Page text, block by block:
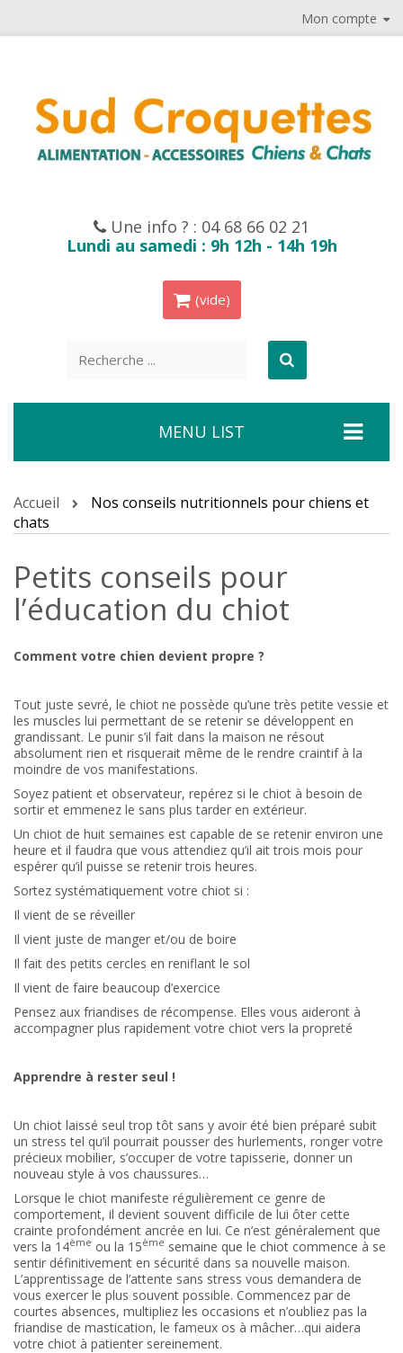
Mon compte
Une info ? : 04 68 66 02 21
Lundi au samedi : 9h 12h - 14h 19h
(vide)
MENU LIST
Accueil
Nos conseils nutritionnels pour chiens et
chats
Petits conseils pour
l’éducation du chiot
Comment votre chien devient propre ?
Tout juste sevré, le chiot ne possède qu’une très petite vessie et
les muscles lui permettant de se retenir se développent en
grandissant. Le punir s’il fait dans la maison ne résout
absolument rien et risquerait même de le rendre craintif à la
moindre de vos manifestations.
Soyez patient et observateur, repérez si le chiot à besoin de
sortir et emmenez le sans plus tarder en extérieur.
Un chiot de huit semaines est capable de se retenir environ une
heure et il faudra que vous attendiez qu’il ait trois mois pour
espérer qu’il puisse se retenir trois heures.
Sortez systématiquement votre chiot si :
Il vient de se réveiller
Il vient juste de manger et/ou de boire
Il fait des petits cercles en reniflant le sol
Il vient de faire beaucoup d’exercice
Pensez aux friandises de récompense. Elles vous aideront à
accompagner plus rapidement votre chiot vers la propreté
Apprendre à rester seul !
Un chiot laissé seul trop tôt sans y avoir été bien préparé subit
un stress tel qu’il pourrait pousser des hurlements, ronger votre
précieux mobilier, s’occuper de votre tapisserie, donner un
nouveau style à vos chaussures…
Lorsque le chiot manifeste régulièrement ce genre de
comportement, il devient souvent difficile de lui ôter cette
crainte profondément ancrée en lui. Ce n’est généralement que
vers la 14ème ou la 15ème semaine que le chiot commence à se
sentir définitivement en sécurité dans sa nouvelle maison.
L’apprentissage de l’attente sans stress vous demandera de
vous exercer le plus souvent possible. Commencez par de
courtes absences, multipliez les occasions et n’oubliez pas la
friandise de mastication, le fameux os à mâcher…qui aidera
votre chiot à patienter sereinement.